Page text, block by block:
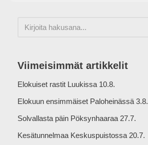
Viimeisimmät artikkelit
Elokuiset rastit Luukissa 10.8.
Elokuun ensimmäiset Paloheinässä 3.8.
Solvallasta päin Pöksynhaaraa 27.7.
Kesätunnelmaa Keskuspuistossa 20.7.